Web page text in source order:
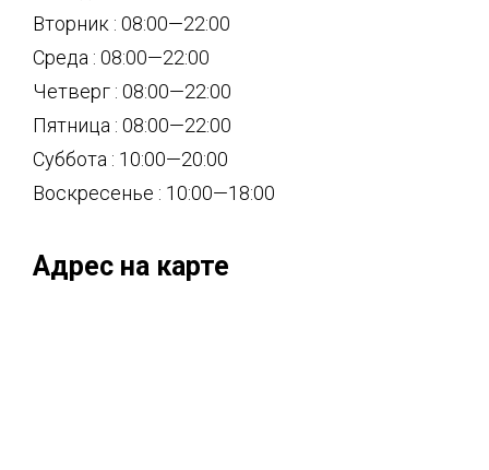
Вторник : 08:00—22:00
Среда : 08:00—22:00
Четверг : 08:00—22:00
Пятница : 08:00—22:00
Суббота : 10:00—20:00
Воскресенье : 10:00—18:00
Адрес на карте